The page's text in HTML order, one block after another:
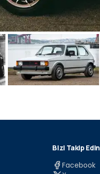
Bizi Takip Edin
Facebook